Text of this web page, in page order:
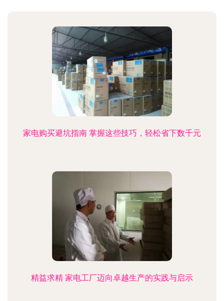
家电购买避坑指南 掌握这些技巧，轻松省下数千元
精益求精 家电工厂迈向卓越生产的实践与启示